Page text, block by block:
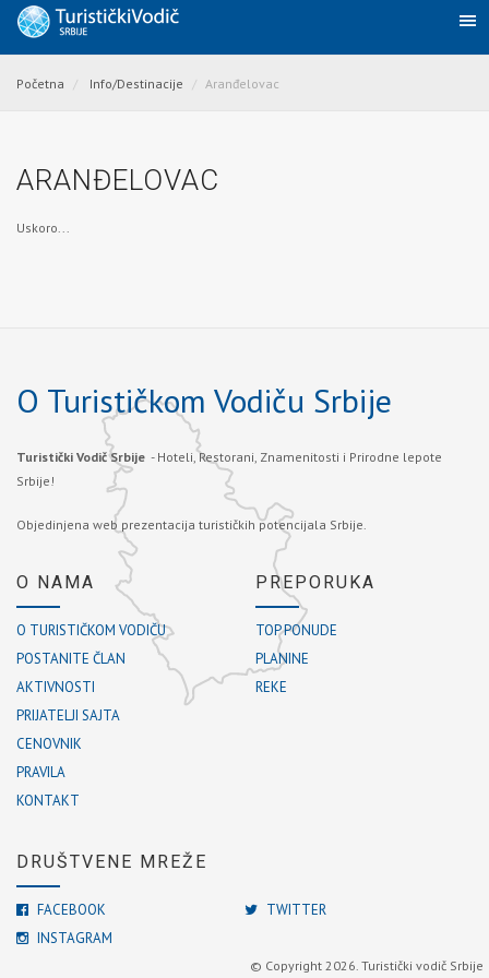
Početna Info/Destinacije Aranđelovac
ARANĐELOVAC
Uskoro...
O Turističkom Vodiču Srbije
Turistički Vodič Srbije - Hoteli, Restorani, Znamenitosti i Prirodne lepote
Srbije!
Objedinjena web prezentacija turističkih potencijala Srbije.
O NAMA
O TURISTIČKOM VODIČU
POSTANITE ČLAN
AKTIVNOSTI
PRIJATELJI SAJTA
CENOVNIK
PRAVILA
KONTAKT
PREPORUKA
TOP PONUDE
PLANINE
REKE
DRUŠTVENE MREŽE
FACEBOOK
TWITTER
INSTAGRAM
© Copyright 2026. Turistički vodič Srbije